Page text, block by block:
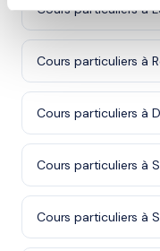
Cours particuliers à
Cours particuliers à
Cours particuliers à
Cours particuliers à
Cours particuliers à